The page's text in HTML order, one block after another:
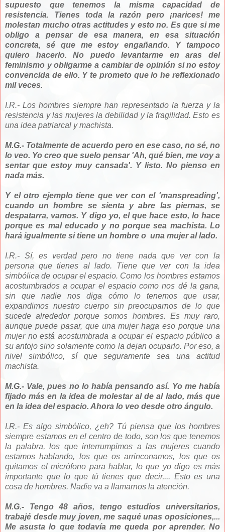
supuesto que tenemos la misma capacidad de
resistencia. Tienes toda la razón pero ¡narices! me
molestan mucho otras actitudes y esto no. Es que si me
obligo a pensar de esa manera, en esa situación
concreta, sé que me estoy engañando. Y tampoco
quiero hacerlo. No puedo levantarme en aras del
feminismo y obligarme a cambiar de opinión si no estoy
convencida de ello. Y te prometo que lo he reflexionado
mil veces.
I.R.- Los hombres siempre han representado la fuerza y la
resistencia y las mujeres la debilidad y la fragilidad. Esto es
una idea patriarcal y machista.
M.G.- Totalmente de acuerdo pero en ese caso, no sé, no
lo veo. Yo creo que suelo pensar 'Ah, qué bien, me voy a
sentar que estoy muy cansada'. Y listo. No pienso en
nada más.
Y el otro ejemplo tiene que ver con el 'manspreading',
cuando un hombre se sienta y abre las piernas, se
despatarra, vamos. Y digo yo, el que hace esto, lo hace
porque es mal educado y no porque sea machista. Lo
hará igualmente si tiene un hombre o una mujer al lado.
I.R.- Sí, es verdad pero no tiene nada que ver con la
persona que tienes al lado. Tiene que ver con la idea
simbólica de ocupar el espacio. Como los hombres estamos
acostumbrados a ocupar el espacio como nos dé la gana,
sin que nadie nos diga cómo lo tenemos que usar,
expandimos nuestro cuerpo sin preocuparnos de lo que
sucede alrededor porque somos hombres. Es muy raro,
aunque puede pasar, que una mujer haga eso porque una
mujer no está acostumbrada a ocupar el espacio público a
su antojo sino solamente como la dejan ocuparlo. Por eso, a
nivel simbólico, sí que seguramente sea una actitud
machista.
M.G.- Vale, pues no lo había pensando así. Yo me había
fijado más en la idea de molestar al de al lado, más que
en la idea del espacio. Ahora lo veo desde otro ángulo.
I.R.- Es algo simbólico, ¿eh? Tú piensa que los hombres
siempre estamos en el centro de todo, son los que tenemos
la palabra, los que interrumpimos a las mujeres cuando
estamos hablando, los que os arrinconamos, los que os
quitamos el micrófono para hablar, lo que yo digo es más
importante que lo que tú tienes que decir,... Esto es una
cosa de hombres. Nadie va a llamarnos la atención.
M.G.- Tengo 48 años, tengo estudios universitarios,
trabajé desde muy joven, me saqué unas oposiciones,...
Me asusta lo que todavía me queda por aprender. No